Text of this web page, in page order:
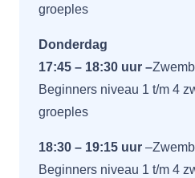
groeples
Donderdag
17:45 – 18:30 uur –
Beginners niveau 1 t/m 4
groeples
18:30 – 19:15 uur –
Beginners niveau 1 t/m 4